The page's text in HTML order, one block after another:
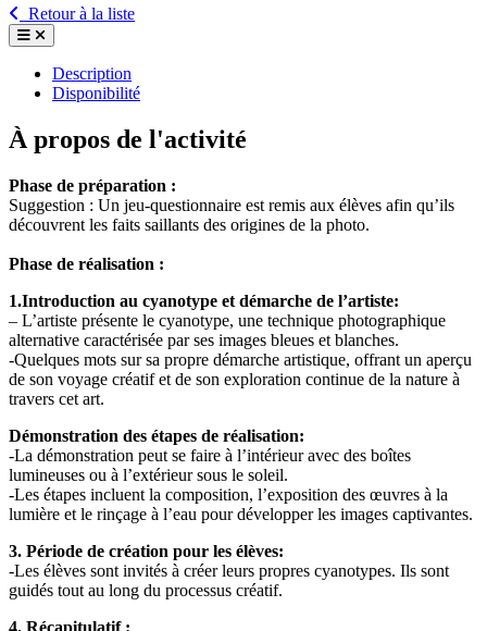
Retour à la liste
Description
Disponibilité
À propos de l'activité
Phase de préparation :
Suggestion : Un jeu-questionnaire est remis aux élèves afin qu’ils
découvrent les faits saillants des origines de la photo.
Phase de réalisation :
1.Introduction au cyanotype et démarche de l’artiste:
– L’artiste présente le cyanotype, une technique photographique
alternative caractérisée par ses images bleues et blanches.
-Quelques mots sur sa propre démarche artistique, offrant un aperçu
de son voyage créatif et de son exploration continue de la nature à
travers cet art.
Démonstration des étapes de réalisation:
-La démonstration peut se faire à l’intérieur avec des boîtes
lumineuses ou à l’extérieur sous le soleil.
-Les étapes incluent la composition, l’exposition des œuvres à la
lumière et le rinçage à l’eau pour développer les images captivantes.
3. Période de création pour les élèves:
-Les élèves sont invités à créer leurs propres cyanotypes. Ils sont
guidés tout au long du processus créatif.
4. Récapitulatif :